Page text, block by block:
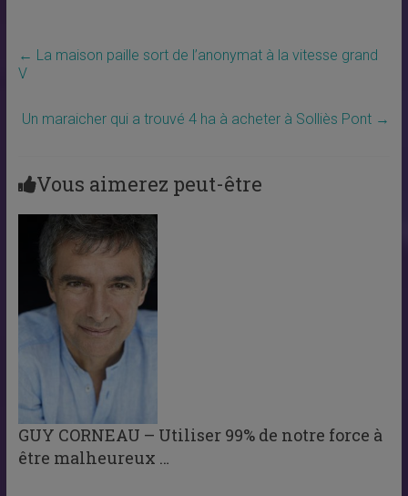
← La maison paille sort de l’anonymat à la vitesse grand
V
Un maraicher qui a trouvé 4 ha à acheter à Solliès Pont →
Vous aimerez peut-être
GUY CORNEAU – Utiliser 99% de notre force à
être malheureux …